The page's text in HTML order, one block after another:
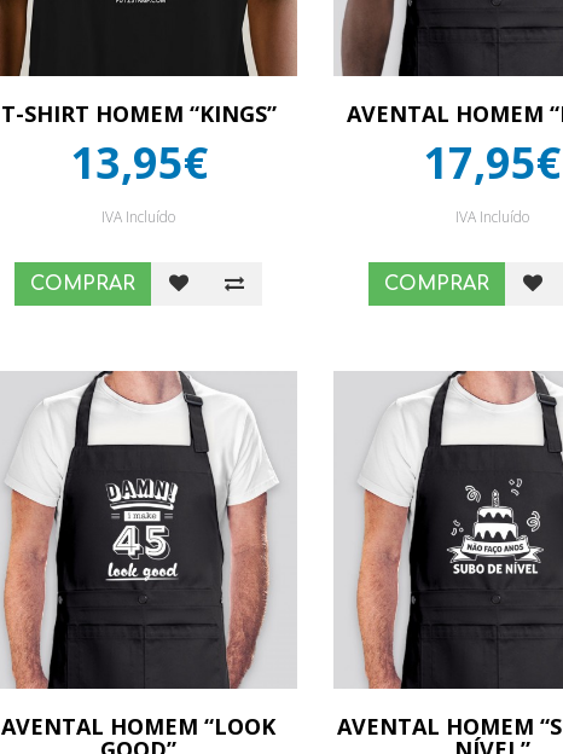
T-SHIRT HOMEM “KINGS”
13,95€
IVA Incluído
COMPRAR
AVENTAL HOMEM
17,95€
IVA Incluído
COMPRAR
AVENTAL HOMEM “LOOK AVENTAL HOMEM